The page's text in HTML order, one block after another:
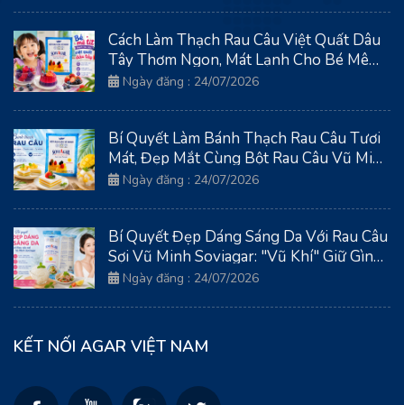
Cách Làm Thạch Rau Câu Việt Quất Dâu
Tây Thơm Ngon, Mát Lạnh Cho Bé Mê
TítNgày đăng : 24/07/2026
Bí Quyết Làm Bánh Thạch Rau Câu Tươi
Mát, Đẹp Mắt Cùng Bột Rau Câu Vũ Minh
Soviagar
Ngày đăng : 24/07/2026
Bí Quyết Đẹp Dáng Sáng Da Với Rau Câu
Sợi Vũ Minh Soviagar: "Vũ Khí" Giữ Gìn
Thanh Xuân Từ Biển Cả
Ngày đăng : 24/07/2026
KẾT NỐI AGAR VIỆT NAM